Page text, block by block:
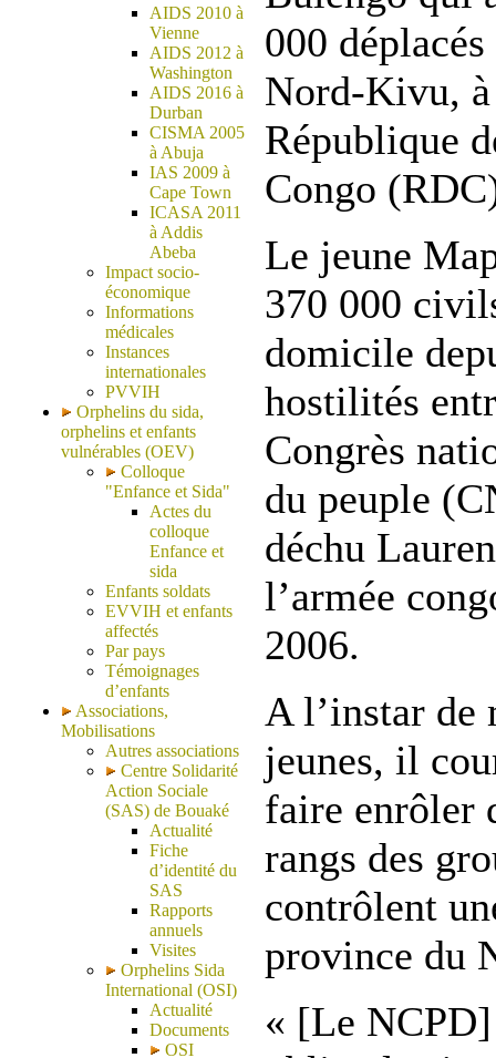
AIDS 2010 à
Vienne
AIDS 2012 à
Washington
AIDS 2016 à
Durban
CISMA 2005
à Abuja
IAS 2009 à
Cape Town
ICASA 2011
à Addis
Abeba
Impact socio-
économique
Informations
médicales
Instances
internationales
PVVIH
Orphelins du sida,
orphelins et enfants
vulnérables (OEV)
Colloque
"Enfance et Sida"
Actes du
colloque
Enfance et
sida
Enfants soldats
EVVIH et enfants
affectés
Par pays
Témoignages
d’enfants
Associations,
Mobilisations
Autres associations
Centre Solidarité
Action Sociale
(SAS) de Bouaké
Actualité
Fiche
d’identité du
SAS
Rapports
annuels
Visites
Orphelins Sida
International (OSI)
Actualité
Documents
OSI
000
Nord-Kivu, à
République
Congo
Le jeune
370 000
domicile
hostilités
Congrès
du peuple
déchu
l’armée
2006.
A l’instar de
jeunes, il
faire enrôler
rangs des
contrôlent
province du
« [Le